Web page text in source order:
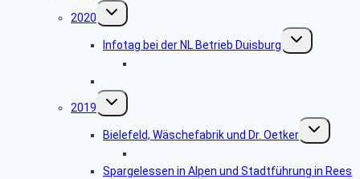
2020
Untermenü
umschalten
Infotag bei der NL Betrieb Duisburg
Untermenü
umschalten
2019
Untermenü
umschalten
Bielefeld, Wäschefabrik und Dr. Oetker
Untermenü
umschalten
Spargelessen in Alpen und Stadtführung in Rees